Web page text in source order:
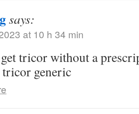
says:
at 10 h 34 min
tricor without a
tricor generic